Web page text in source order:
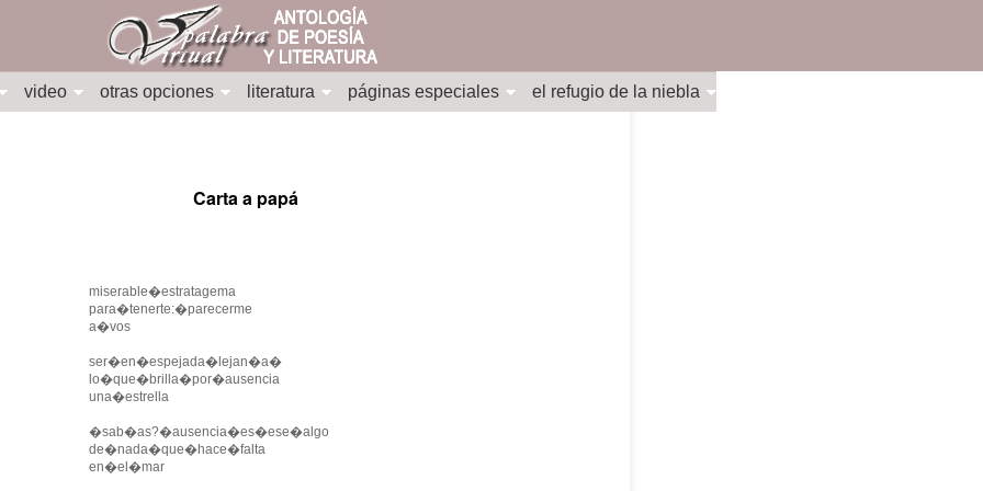
video otras opciones literatura páginas especiales el refugio de la niebla
Carta a papá
miserable�estratagema
para�tenerte:�parecerme
a�vos
ser�en�espejada�lejan�a�
lo�que�brilla�por�ausencia
una�estrella
�sab�as?�ausencia�es�ese�algo
de�nada�que�hace�falta
en�el�mar